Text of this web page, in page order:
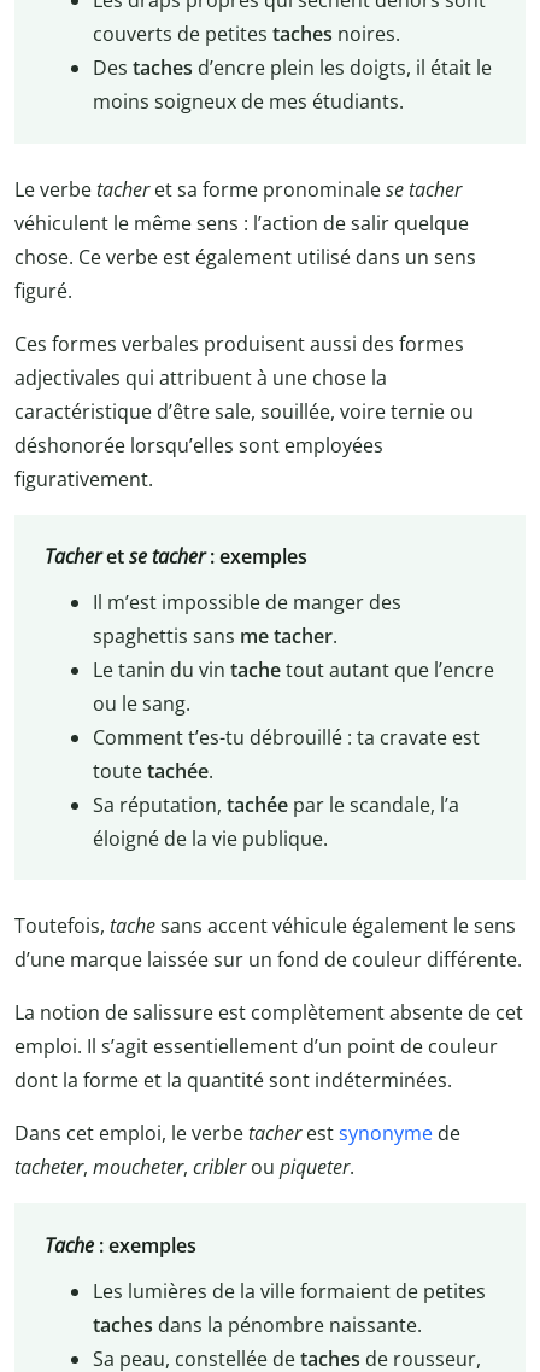
couverts de petites taches noires.
Des taches d’encre plein les doigts, il était le
moins soigneux de mes étudiants.
Le verbetacheret sa forme pronominalese tacher
véhiculent le même sens : l’action de salir quelque
chose. Ce verbe est également utilisé dans un sens
figuré.
Ces formes verbales produisent aussi des formes
adjectivales qui attribuent à une chose la
caractéristique d’être sale, souillée, voire ternie ou
déshonorée lorsqu’elles sont employées
figurativement.
Tacheretse tacher: exemples
Il m’est impossible de manger des
spaghettis sans me tacher.
Le tanin du vin tachetout autant que l’encre
ou le sang.
Comment t’es-tu débrouillé : ta cravate est
toutetachée.
Sa réputation, tachéepar le scandale, l’a
éloigné de la vie publique.
Toutefois, tachesans accent véhicule également le sens
d’une marque laissée sur un fond de couleur différente.
La notion de salissure est complètement absente de cet
emploi. Il s’agit essentiellement d’un point de couleur
dont la forme et la quantité sont indéterminées.
Dans cet emploi, le verbetacherestsynonyme de
tacheter, moucheter, criblerou piqueter.
Tache: exemples
Les lumières de la ville formaient de petites
taches dans la pénombre naissante.
Sa peau, constellée detaches de rousseur,